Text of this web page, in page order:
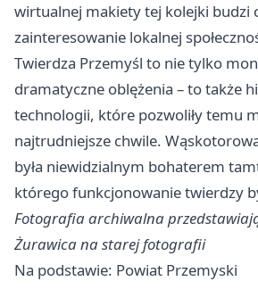
wirtualnej makiety tej kolejki budzi
zainteresowanie lokalnej
Twierdza Przemyśl to nie tylko
dramatyczne oblężenia – to także
technologii, które pozwoliły temu
najtrudniejsze chwile.
była niewidzialnym bohaterem
którego funkcjonowanie twierdzy
Fotografia archiwalna
Żurawica na starej fotografii
Na podstawie: Powiat Przemyski